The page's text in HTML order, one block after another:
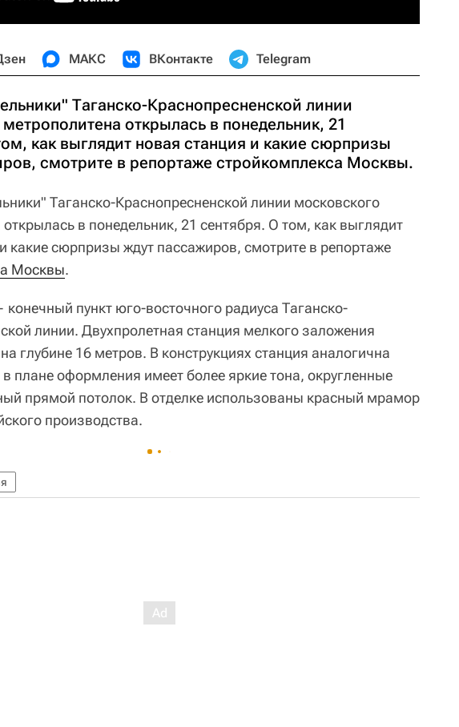
МАКС ВКонтакте Telegram
Таганско-Краснопресненской линии
открылась в понедельник, 21
как выглядит новая станция и какие сюрпризы
смотрите в репортаже стройкомплекса Москвы.
Таганско-Краснопресненской линии московского
в понедельник, 21 сентября. О том, как выглядит
какие сюрпризы ждут пассажиров, смотрите в репортаже
Москвы.
пункт юго-восточного радиуса Таганско-
линии. Двухпролетная станция мелкого заложения
глубине 16 метров. В конструкциях станция аналогична
плане оформления имеет более яркие тона, округленные
прямой потолок. В отделке использованы красный мрамор
производства.